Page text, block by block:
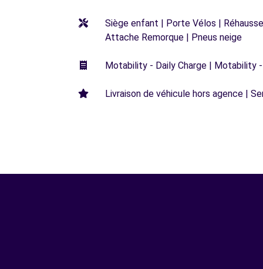
Siège enfant | Porte Vélos |
Attache Remorque | Pneus neige
Motability - Daily Charge | Motability
Livraison de véhicule hors agence |